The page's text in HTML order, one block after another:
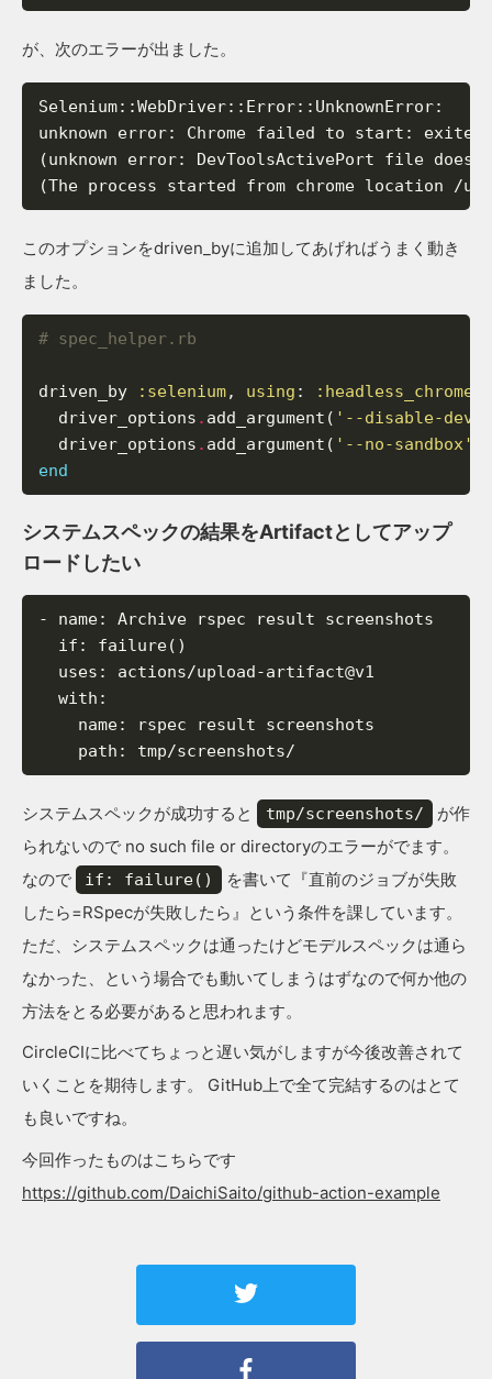
が、次のエラーが出ました。
Selenium::WebDriver::Error::UnknownError:
unknown error: Chrome failed to start: exited
(unknown error: DevToolsActivePort file
(The process started from chrome location /
このオプションをdriven_byに追加してあげればうまく動き
ました。
# spec_helper.rb
driven_by :selenium, using : :headless_chrome
driver_options . add_argument ( '--disable-dev-
driver_options . add_argument ( '--no-sandbox'
end
システムスペックの結果をArtifactとしてアップ
ロードしたい
- name: Archive rspec result
screenshots
if :
failure()
uses :
actions/upload-artifact@v1
with :
name: rspec result
screenshots
path : tmp/screenshots/
システムスペックが成功すると tmp/screenshots/
が作
られないので no such file or directoryのエラーがでます。
なので
if: failure()
を書いて『直前のジョブが失敗
したら=RSpecが失敗したら』という条件を課しています。
ただ、システムスペックは通ったけどモデルスペックは通ら
なかった、という場合でも動いてしまうはずなので何か他の
方法をとる必要があると思われます。
CircleCIに比べてちょっと遅い気がしますが今後改善されて
いくことを期待します。 GitHub上で全て完結するのはとて
も良いですね。
今回作ったものはこちらです
https://github.com/DaichiSaito/github-action-example